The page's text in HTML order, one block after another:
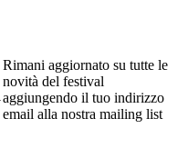
Rimani aggiornato su tutte le
novità del festival
aggiungendo il tuo indirizzo
email alla nostra mailing list